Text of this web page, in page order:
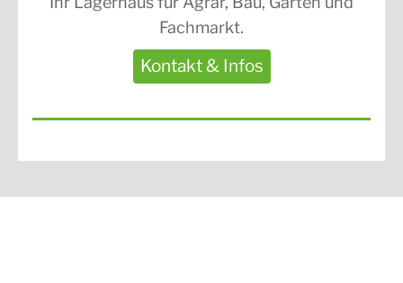
Fachmarkt.
Kontakt & Infos